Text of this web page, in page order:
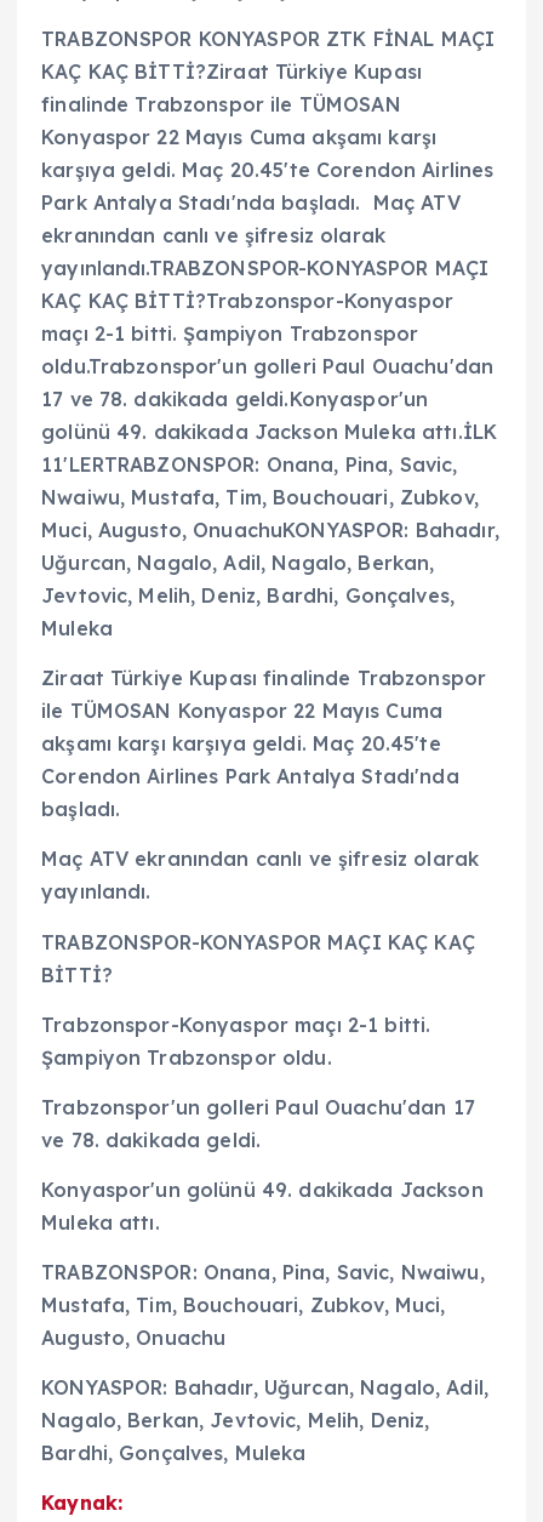
TRABZONSPOR KONYASPOR ZTK FİNAL MAÇI
KAÇ KAÇ BİTTİ?Ziraat Türkiye Kupası
finalinde Trabzonspor ile TÜMOSAN
Konyaspor 22 Mayıs Cuma akşamı karşı
karşıya geldi. Maç 20.45'te Corendon Airlines
Park Antalya Stadı'nda başladı. Maç ATV
ekranından canlı ve şifresiz olarak
yayınlandı.TRABZONSPOR-KONYASPOR MAÇI
KAÇ KAÇ BİTTİ?Trabzonspor-Konyaspor
maçı 2-1 bitti. Şampiyon Trabzonspor
oldu.Trabzonspor'un golleri Paul Ouachu'dan
17 ve 78. dakikada geldi.Konyaspor'un
golünü 49. dakikada Jackson Muleka attı.İLK
11'LERTRABZONSPOR: Onana, Pina, Savic,
Nwaiwu, Mustafa, Tim, Bouchouari, Zubkov,
Muci, Augusto, OnuachuKONYASPOR: Bahadır,
Uğurcan, Nagalo, Adil, Nagalo, Berkan,
Jevtovic, Melih, Deniz, Bardhi, Gonçalves,
Muleka
Ziraat Türkiye Kupası finalinde Trabzonspor
ile TÜMOSAN Konyaspor 22 Mayıs Cuma
akşamı karşı karşıya geldi. Maç 20.45'te
Corendon Airlines Park Antalya Stadı'nda
başladı.
Maç ATV ekranından canlı ve şifresiz olarak
yayınlandı.
TRABZONSPOR-KONYASPOR MAÇI KAÇ KAÇ
BİTTİ?
Trabzonspor-Konyaspor maçı 2-1 bitti.
Şampiyon Trabzonspor oldu.
Trabzonspor'un golleri Paul Ouachu'dan 17
ve 78. dakikada geldi.
Konyaspor'un golünü 49. dakikada Jackson
Muleka attı.
TRABZONSPOR: Onana, Pina, Savic, Nwaiwu,
Mustafa, Tim, Bouchouari, Zubkov, Muci,
Augusto, Onuachu
KONYASPOR: Bahadır, Uğurcan, Nagalo, Adil,
Nagalo, Berkan, Jevtovic, Melih, Deniz,
Bardhi, Gonçalves, Muleka
Kaynak: